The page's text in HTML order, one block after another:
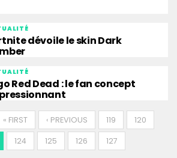
dévoile le skin Dark
Red Dead : le fan concept
« FIRST ‹ PREVIOUS 119 120
124 125 126 127